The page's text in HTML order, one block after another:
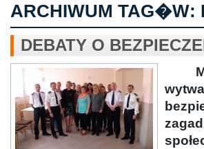
ARCHIWUM TAG�W:
DEBATY O